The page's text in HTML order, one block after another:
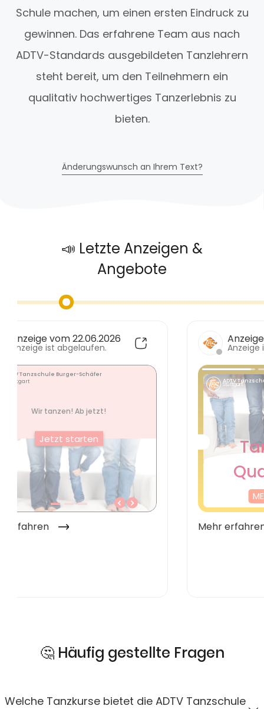
Schule machen, um einen ersten Eindruck zu
gewinnen. Das erfahrene Team aus nach
ADTV-Standards ausgebildeten Tanzlehrern
steht bereit, um den Teilnehmern ein
qualitativ hochwertiges Tanzerlebnis zu
bieten.
Änderungswunsch an Ihrem Text?
🤔 Häufig gestellte Fragen
Welche Tanzkurse bietet die ADTV Tanzschule